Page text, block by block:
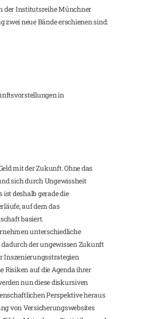
der Institutsreihe Münchner
zwei neue Bände erschienen sind:
in
mit der Zukunft. Ohne das
sich durch Ungewissheit
deshalb gerade die
auf dem das
basiert.
unterschiedliche
der ungewissen Zukunft
Inszenierungsstrategien
Risiken auf die Agenda ihrer
nun diese diskursiven
Perspektive heraus
von Versicherungswebsites